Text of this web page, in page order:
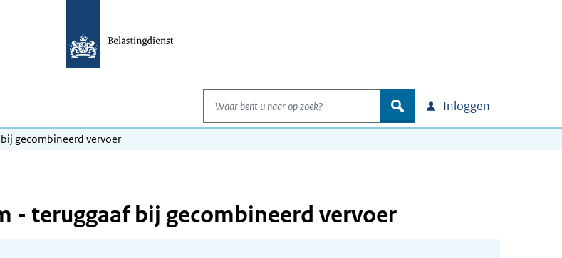
Waar bent u naar op zoek?
zoek Inloggen
gecombineerd vervoer
- teruggaaf bij gecombineerd vervoer